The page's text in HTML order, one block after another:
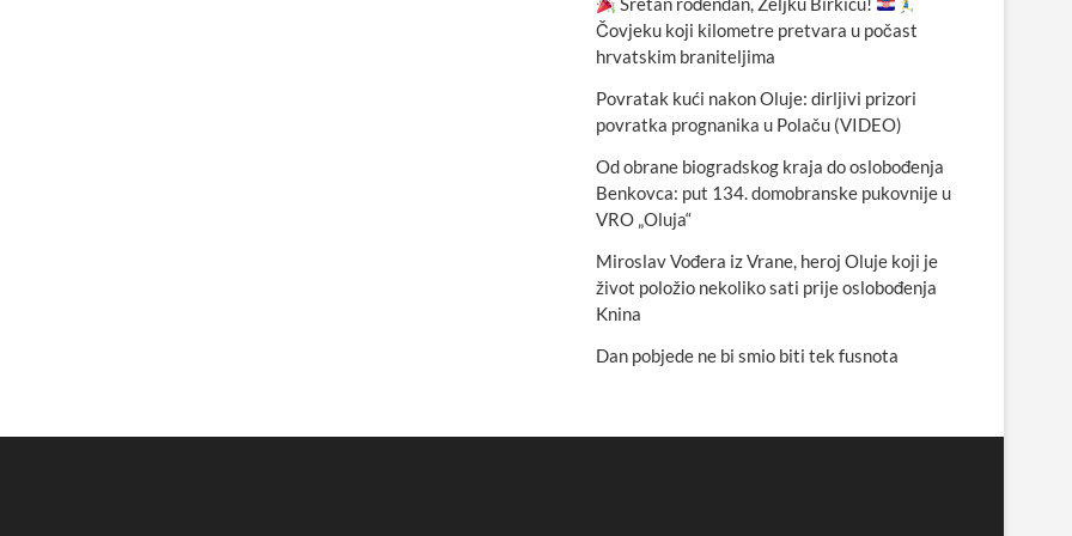
Čovjeku koji kilometre pretvara u počast
hrvatskim braniteljima
Povratak kući nakon Oluje: dirljivi prizori
povratka prognanika u Polaču (VIDEO)
Od obrane biogradskog kraja do oslobođenja
Benkovca: put 134. domobranske pukovnije u
VRO „Oluja“
Miroslav Vođera iz Vrane, heroj Oluje koji je
život položio nekoliko sati prije oslobođenja
Knina
Dan pobjede ne bi smio biti tek fusnota